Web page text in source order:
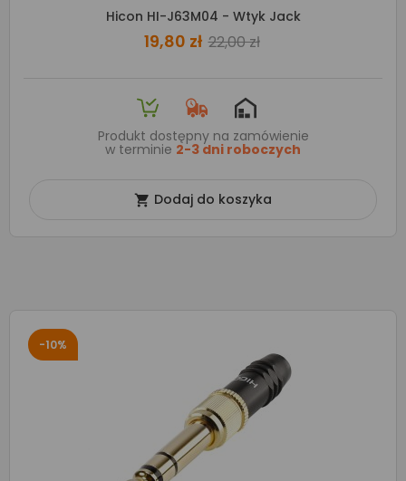
Hicon HI-J63M04 - Wtyk Jack
19,80 zł 22,00 zł
Produkt dostępny na zamówienie
w terminie 2-3 dni roboczych
 Dodaj do koszyka
-10%